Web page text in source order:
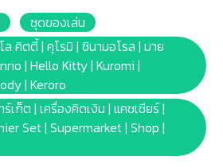
กัน ชิ้นส่วนมีขนาดเล็ก เด็กควรใช้
ครอง หรือผู้เชี่ยวชาญ ไม่นำเข้าจมูก
ชุดของเล่น
ล คิตตี้ | คุโรมิ | ซินามอโรล | มาย
| Hello Kitty | Kuromi |
| Keroro
เก็ต | เครื่องคิดเงิน | แคชเชียร์ |
Set | Supermarket | Shop |